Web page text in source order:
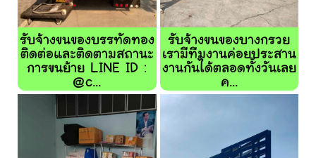
รับจ้างขนของบรรทัดทอง
ติดต่อและติดตามสถานะ
การขนย้าย LINE ID :
@c...
รับจ้างขนของบางกรวย
เรามีทีมงานค่อยประสาน
งานกันได้ตลอดทั้งวันเลย
ค...